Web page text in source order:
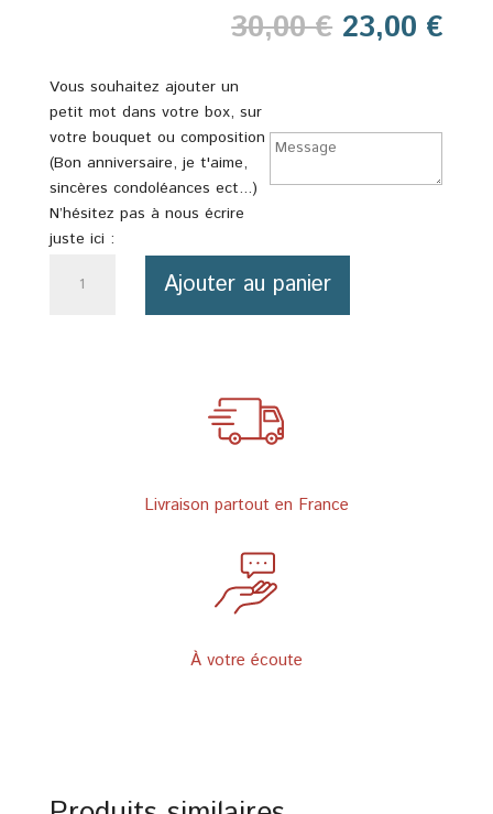
30,00€ Le
prix
30,00 €.
23,00€
Vous souhaitez ajouter un
petit mot dans votre box, sur
votre bouquet ou composition
(Bon anniversaire, je t'aime,
sincères condoléances ect...)
N’hésitez pas à nous écrire
juste ici :
Ajouter au panier
Livraison partout en France
À votre écoute